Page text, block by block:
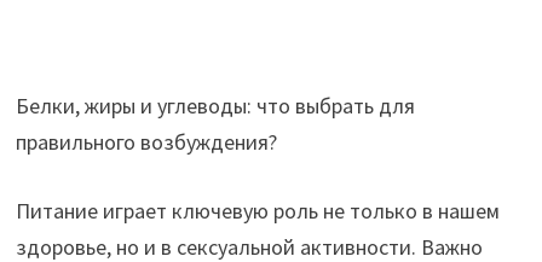
Белки, жиры и углеводы: что выбрать для
правильного возбуждения?
Питание играет ключевую роль не только в нашем
здоровье, но и в сексуальной активности. Важно